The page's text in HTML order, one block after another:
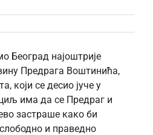
Београд најоштрије
Предрага Воштинића,
који се десио јуче у
има да се Предраг и
застраше како би
и праведно